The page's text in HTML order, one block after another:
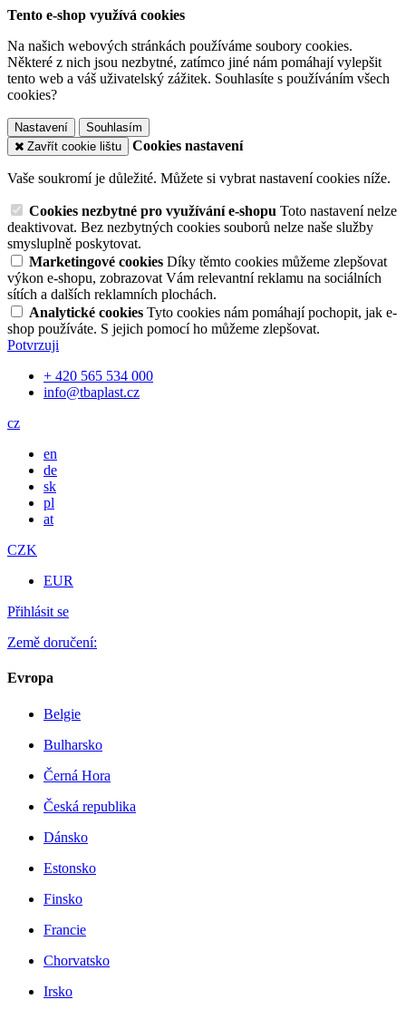
Tento e-shop využívá cookies
Na našich webových stránkách používáme soubory cookies.
Některé z nich jsou nezbytné, zatímco jiné nám pomáhají vylepšit
tento web a váš uživatelský zážitek. Souhlasíte s používáním všech
cookies?
Nastavení
Souhlasím
Zavřít cookie lištu
Cookies nastavení
Vaše soukromí je důležité. Můžete si vybrat nastavení cookies níže.
Cookies nezbytné pro využívání e-shopu Toto nastavení nelze
deaktivovat. Bez nezbytných cookies souborů nelze naše služby
smysluplně poskytovat.
Marketingové cookies Díky těmto cookies můžeme zlepšovat
výkon e-shopu, zobrazovat Vám relevantní reklamu na sociálních
sítích a dalších reklamních plochách.
Analytické cookies Tyto cookies nám pomáhají pochopit, jak e-
shop používáte. S jejich pomocí ho můžeme zlepšovat.
Potvrzuji
+ 420 565 534 000
info@tbaplast.cz
cz
en
de
sk
pl
at
CZK
EUR
Přihlásit se
Země doručení:
Evropa
Belgie
Bulharsko
Černá Hora
Česká republika
Dánsko
Estonsko
Finsko
Francie
Chorvatsko
Irsko